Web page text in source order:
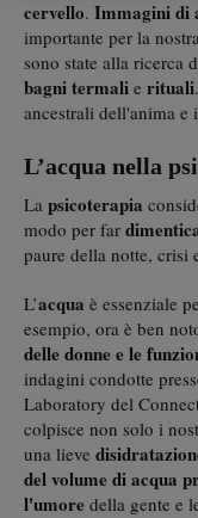
cervello. Immagini di
importante per la nostra
sono state alla ricerca
bagni termali e rituali
ancestrali dell'anima e
L’acqua nella
La psicoterapia
modo per far
paure della notte, crisi
L’acqua è essenziale
esempio, ora è ben
delle donne e le
indagini condotte
Laboratory del
colpisce non solo i
una lieve
del volume di acqua
l'umore della gente e